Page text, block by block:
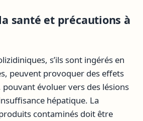
santé et précautions à
s’ils sont ingérés en
peuvent provoquer des effets
évoluer vers des lésions
hépatique. La
contaminés doit être